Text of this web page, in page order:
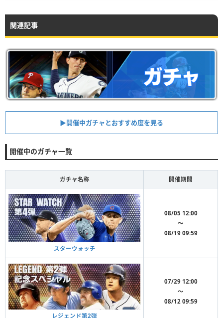
関連記事
▶︎開催中ガチャとおすすめ度を見る
開催中のガチャ一覧
ガチャ名称 開催期間
スターウォッチ
08/05 12:00
〜
08/19 09:59
レジェンド第2弾
07/29 12:00
〜
08/12 09:59